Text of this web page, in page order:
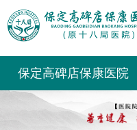
保定高碑店保康医院